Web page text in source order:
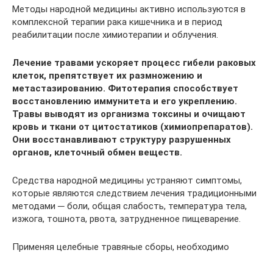
Методы народной медицины активно используются в
комплексной терапии рака кишечника и в период
реабилитации после химиотерапии и облучения.
Лечение травами ускоряет процесс гибели раковых
клеток, препятствует их размножению и
метастазированию. Фитотерапия способствует
восстановлению иммунитета и его укреплению.
Травы выводят из организма токсины и очищают
кровь и ткани от цитостатиков (химиопрепаратов).
Они восстанавливают структуру разрушенных
органов, клеточный обмен веществ.
Средства народной медицины устраняют симптомы,
которые являются следствием лечения традиционными
методами ─ боли, общая слабость, температура тела,
изжога, тошнота, рвота, затрудненное пищеварение.
Применяя целебные травяные сборы, необходимо